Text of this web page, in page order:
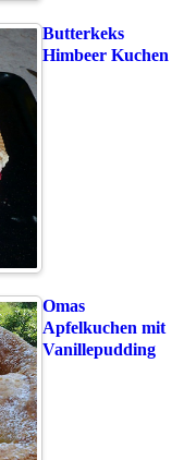
Butterkeks
Himbeer Kuchen
Omas
Apfelkuchen mit
Vanillepudding